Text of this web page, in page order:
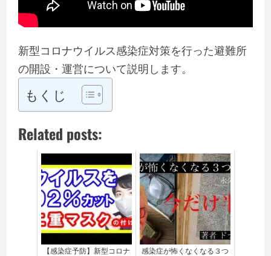
新型コロナウイルス感染症対策を行った避難所
の開設・運営について説明します。
もくじ
Related posts:
【感染症予防】新型コロナ
感染症が怖くなくなる３つ